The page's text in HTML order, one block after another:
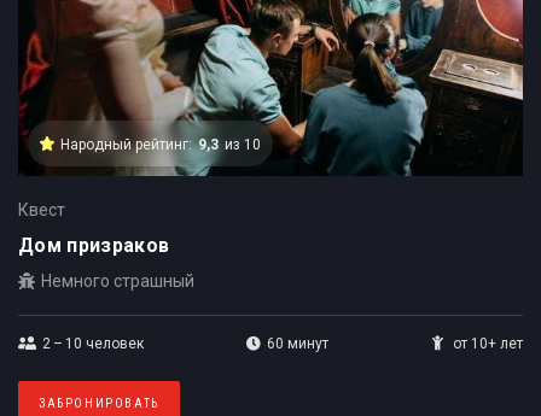
Народный рейтинг: 9,3 из 10
Квест
Дом призраков
Немного страшный
2 – 10 человек 60 минут от 10+ лет
ЗАБРОНИРОВАТЬ